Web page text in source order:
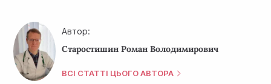
Автор:
Старостишин Роман Володимирович
ВСІ СТАТТІ ЦЬОГО АВТОРА